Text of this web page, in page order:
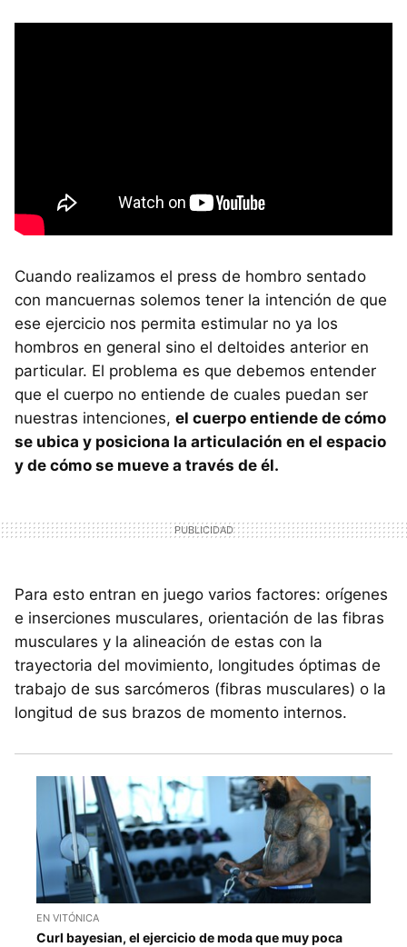
Cuando realizamos el press de hombro sentado
con mancuernas solemos tener la intención de que
ese ejercicio nos permita estimular no ya los
hombros en general sino el deltoides anterior en
particular. El problema es que debemos entender
que el cuerpo no entiende de cuales puedan ser
nuestras intenciones, el cuerpo entiende de cómo
se ubica y posiciona la articulación en el espacio
y de cómo se mueve a través de él.
Para esto entran en juego varios factores: orígenes
e inserciones musculares, orientación de las fibras
musculares y la alineación de estas con la
trayectoria del movimiento, longitudes óptimas de
trabajo de sus sarcómeros (fibras musculares) o la
longitud de sus brazos de momento internos.
EN VITÓNICA
Curl bayesian, el ejercicio de moda que muy poca